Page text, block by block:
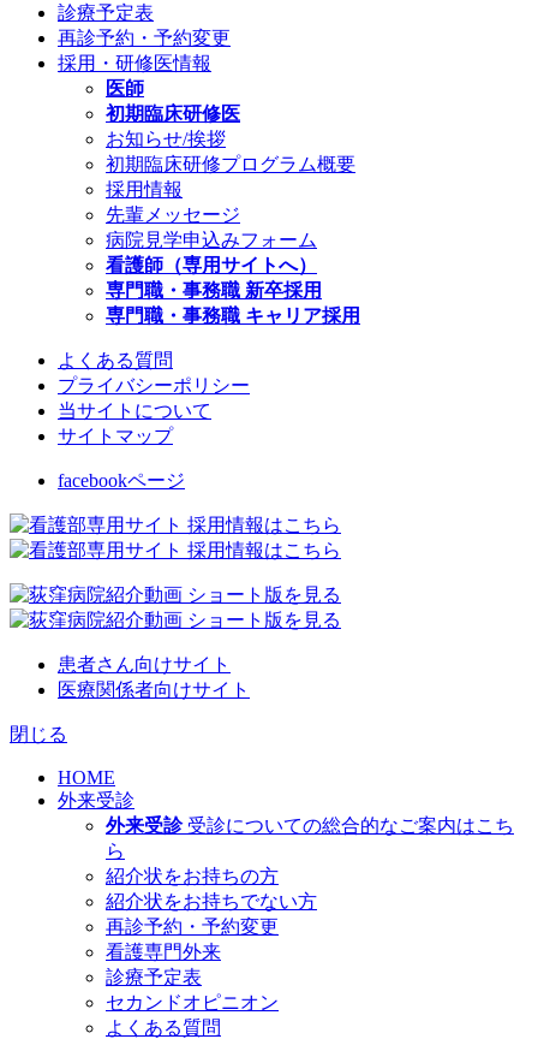
診療予定表
再診予約・予約変更
採用・研修医情報
医師
初期臨床研修医
お知らせ/挨拶
初期臨床研修プログラム概要
採用情報
先輩メッセージ
病院見学申込みフォーム
看護師（専用サイトへ）
専門職・事務職 新卒採用
専門職・事務職 キャリア採用
よくある質問
プライバシーポリシー
当サイトについて
サイトマップ
facebookページ
患者さん向けサイト
医療関係者向けサイト
閉じる
HOME
外来受診
外来受診 受診についての総合的なご案内はこち
ら
紹介状をお持ちの方
紹介状をお持ちでない方
再診予約・予約変更
看護専門外来
診療予定表
セカンドオピニオン
よくある質問